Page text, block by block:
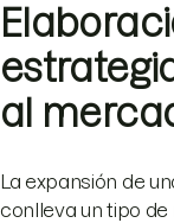
al
La expansión de
conlleva un tipo de